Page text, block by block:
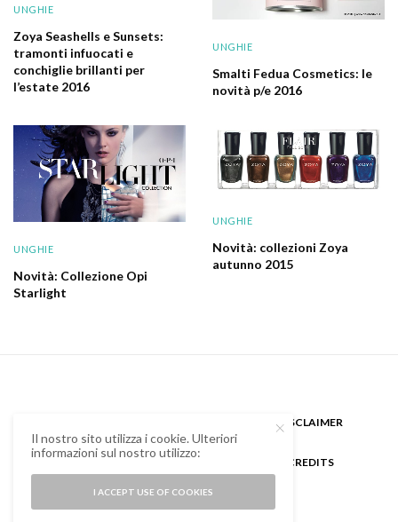
UNGHIE
Zoya Seashells e Sunsets:
tramonti infuocati e
conchiglie brillanti per
l’estate 2016
UNGHIE
Smalti Fedua Cosmetics: le
novità p/e 2016
UNGHIE
Novità: Collezione Opi
Starlight
UNGHIE
Novità: collezioni Zoya
autunno 2015
DISCLAIMER
CREDITS
Il nostro sito utilizza i cookie. Ulteriori
informazioni sul nostro utilizzo:
I ACCEPT USE OF COOKIES